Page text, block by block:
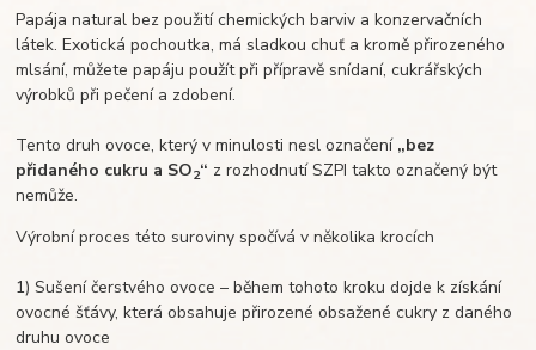
Papája natural bez použití chemických barviv a konzervačních
látek. Exotická pochoutka, má sladkou chuť a kromě přirozeného
mlsání, můžete papáju použít při přípravě snídaní, cukrářských
výrobků při pečení a zdobení.
Tento druh ovoce, který v minulosti nesl označení „bez
přidaného cukru a SO2“ z rozhodnutí SZPI takto označený být
nemůže.
Výrobní proces této suroviny spočívá v několika krocích
1) Sušení čerstvého ovoce – během tohoto kroku dojde k získání
ovocné šťávy, která obsahuje přirozené obsažené cukry z daného
druhu ovoce